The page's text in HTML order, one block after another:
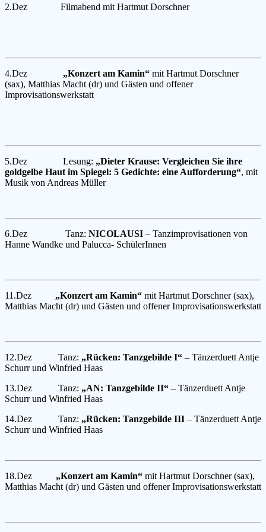
2.Dez Filmabend mit Hartmut Dorschner
4.Dez „Konzert am Kamin“ mit Hartmut Dorschner
(sax), Matthias Macht (dr) und Gästen und offener
Improvisationswerkstatt
5.Dez Lesung: „Dieter Krause: Vergleichen Sie ihre
goldgelbe Haut im Spiegel: 5 Gedichte: eine Aufforderung“, mit
Musik von Andreas Müller
6.Dez Tanz: NICOLAUSI – Tanzimprovisationen von
Hanne Wandke und Palucca- SchülerInnen
11.Dez „Konzert am Kamin“ mit Hartmut Dorschner (sax),
Matthias Macht (dr) und Gästen und offener Improvisationswerkstatt
12.Dez Tanz: „Rücken: Tanzgebilde I“ – Tänzerduett Antje
Schurr und Winfried Haas
13.Dez Tanz: „AN: Tanzgebilde II“ – Tänzerduett Antje
Schurr und Winfried Haas
14.Dez Tanz: „Rücken: Tanzgebilde III – Tänzerduett Antje
Schurr und Winfried Haas
18.Dez „Konzert am Kamin“ mit Hartmut Dorschner (sax),
Matthias Macht (dr) und Gästen und offener Improvisationswerkstatt